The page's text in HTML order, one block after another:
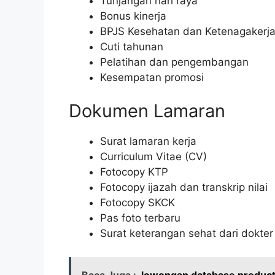
Bonus kinerja
BPJS Kesehatan dan
Cuti tahunan
Pelatihan dan pengembangan
Kesempatan promosi
Dokumen Lamaran
Surat lamaran kerja
Curriculum Vitae (CV)
Fotocopy KTP
Fotocopy ijazah dan transkrip nilai
Fotocopy SKCK
Pas foto terbaru
Surat keterangan sehat dari dokter